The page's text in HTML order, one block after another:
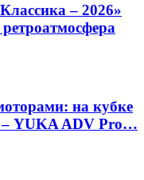
– 2026»
на кубке
– YUKA ADV Pro…